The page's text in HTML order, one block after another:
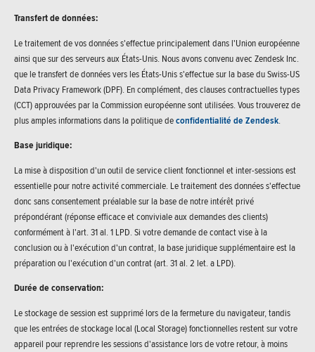
Transfert de données:
Le traitement de vos données s'effectue principalement dans l'Union européenne
ainsi que sur des serveurs aux États-Unis. Nous avons convenu avec Zendesk Inc.
que le transfert de données vers les États-Unis s'effectue sur la base du Swiss-US
Data Privacy Framework (DPF). En complément, des clauses contractuelles types
(CCT) approuvées par la Commission européenne sont utilisées. Vous trouverez de
plus amples informations dans la politique deconfidentialité de Zendesk.
Base juridique:
La mise à disposition d'un outil de service client fonctionnel et inter-sessions est
essentielle pour notre activité commerciale. Le traitement des données s'effectue
donc sans consentement préalable sur la base de notre intérêt privé
prépondérant (réponse efficace et conviviale aux demandes des clients)
conformément à l'art. 31 al. 1 LPD. Si votre demande de contact vise à la
conclusion ou à l'exécution d'un contrat, la base juridique supplémentaire est la
préparation ou l'exécution d'un contrat (art. 31 al. 2 let. a LPD).
Durée de conservation:
Le stockage de session est supprimé lors de la fermeture du navigateur, tandis
que les entrées de stockage local (Local Storage) fonctionnelles restent sur votre
appareil pour reprendre les sessions d'assistance lors de votre retour, à moins